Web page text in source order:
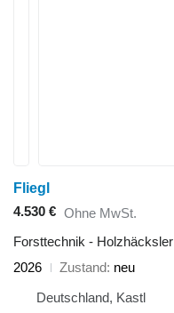
Fliegl
4.530 € Ohne MwSt.
Forsttechnik - Holzhäcksler
2026
Zustand neu
Deutschland, Kastl